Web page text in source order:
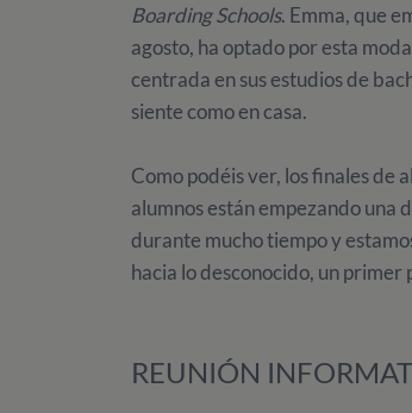
Boarding Schools. Emma, que
agosto, ha optado por esta
centrada en sus estudios de
siente como en casa.
Como podéis ver, los finales de
alumnos están empezando una
durante mucho tiempo y
hacia lo desconocido, un primer
REUNIÓN